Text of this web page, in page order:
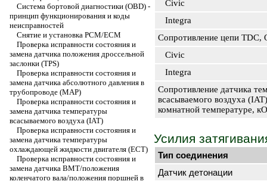
Система бортовой диагностики (OBD) -
принцип функционирования и коды
неисправностей
Снятие и установка РСМ/ЕСМ
Проверка исправности состояния и
замена датчика положения дроссельной
заслонки (TPS)
Проверка исправности состояния и
замена датчика абсолютного давления в
трубопроводе (МАР)
Проверка исправности состояния и
замена датчика температуры
всасываемого воздуха (IAT)
Проверка исправности состояния и
замена датчика температуры
охлаждающей жидкости двигателя (ЕСТ)
Проверка исправности состояния и
замена датчика ВМТ/положения
коленчатого вала/положения поршней в
Civic
Integra
Сопротивление цепи TDC,
Civic
Integra
Сопротивление датчика
всасываемого воздуха
комнатной температуре,
Усилия
Тип соединения
Датчик детонации